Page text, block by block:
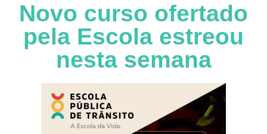
Novo curso ofertado
pela Escola estreou
nesta semana